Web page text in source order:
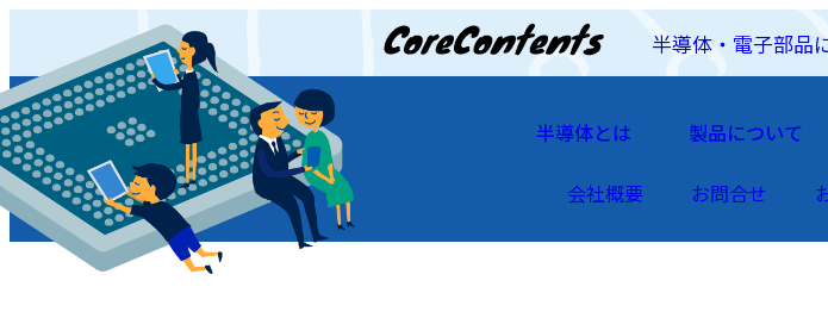
半導体・電子部品
JP/EN
半導体とは 製品について
会社概要 お問合せ